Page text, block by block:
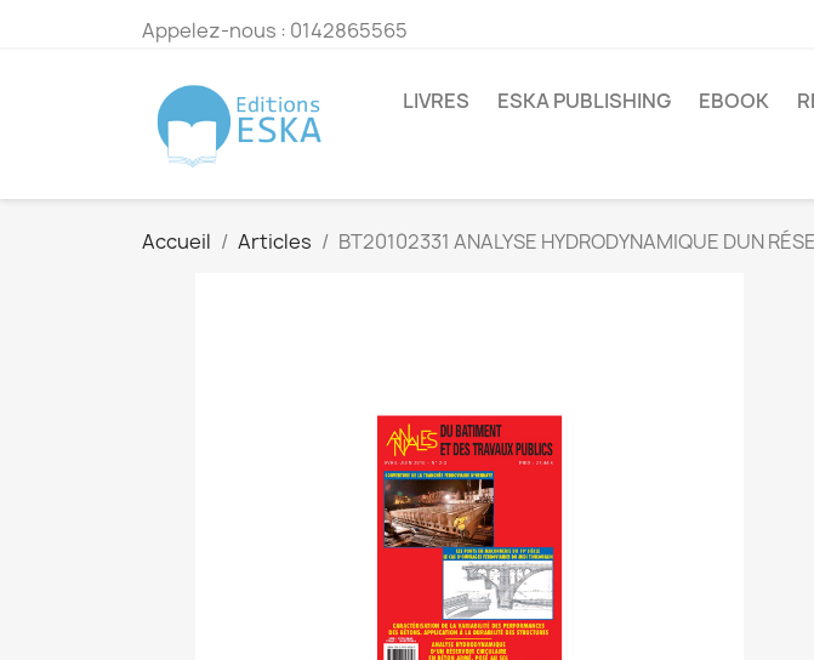
Appelez-nous : 0142865565
LIVRES ESKA PUBLISHING EBOOK
Accueil Articles BT20102331 ANALYSE HYDRODYNAMIQUE DUN